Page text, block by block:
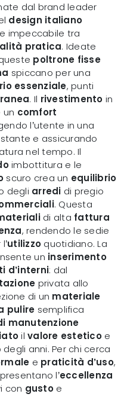
dal brand leader
design italiano
impeccabile tra
pratica. Ideate
poltrone fisse
spiccano per una
essenziale, punti
. Il rivestimento in
un comfort
l’utente in una
e assicurando
nel tempo. Il
imbottitura e le
scuro crea un equilibrio
degli arredi di pregio
. Questa
di alta fattura
, rendendo le sedie
utilizzo quotidiano. La
un inserimento
d’interni: dal
privata allo
di un materiale
pulire semplifica
manutenzione
il valore esteticoe
anni. Per chi cerca
e praticità d’uso,
l’eccellenza
con gustoe